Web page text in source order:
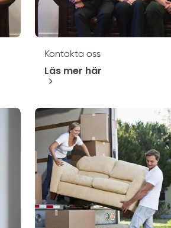
Kontakta oss
Läs mer här